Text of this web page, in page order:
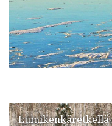
Lumikenkäretkellä